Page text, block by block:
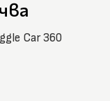
Car 360